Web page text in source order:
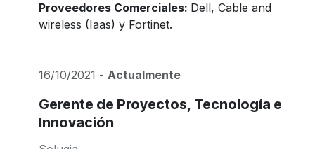
Proveedores Comerciales: Dell, Cable and
wireless (Iaas) y Fortinet.
16/10/2021 - Actualmente
Gerente de Proyectos, Tecnología e
Innovación